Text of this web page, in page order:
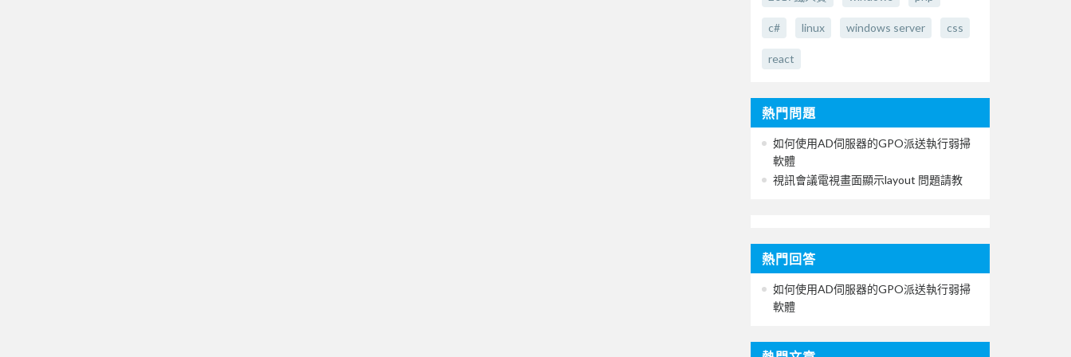
c# linux windows server css
react
熱門問題
如何使用AD伺服器的GPO派送執行弱掃
軟體
視訊會議電視畫面顯示layout 問題請教
熱門回答
如何使用AD伺服器的GPO派送執行弱掃
軟體